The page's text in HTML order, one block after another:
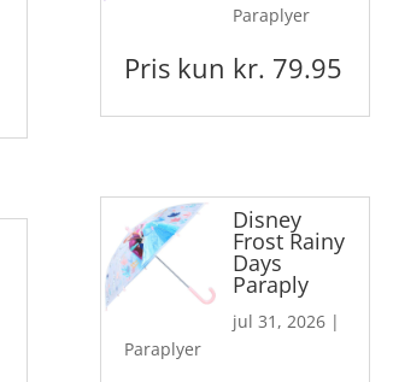
Paraplyer
Pris kun kr. 79.95
Disney
Frost Rainy
Days
Paraply
jul 31, 2026 |
Paraplyer